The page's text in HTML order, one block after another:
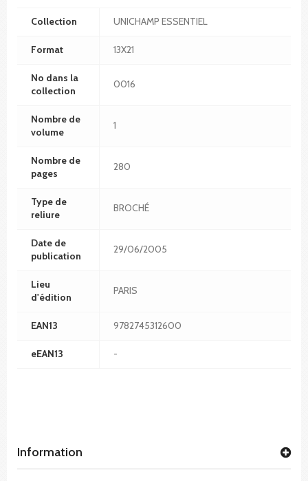
Collection UNICHAMP ESSENTIEL
Format 13X21
No dans la
collection
0016
Nombre de
volume
1
Nombre de
pages
280
Type de
reliure
BROCHÉ
Date de
publication
29/06/2005
Lieu
d'édition
PARIS
EAN13 9782745312600
eEAN13 -
Information